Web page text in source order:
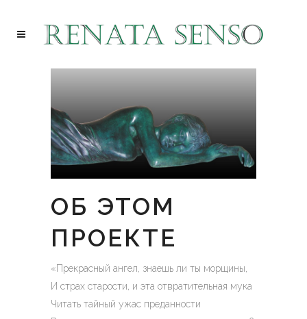
ОБ ЭТОМ
ПРОЕКТЕ
«Прекрасный ангел, знаешь ли ты морщины,
И страх старости, и эта отвратительная мука
Читать тайный ужас преданности